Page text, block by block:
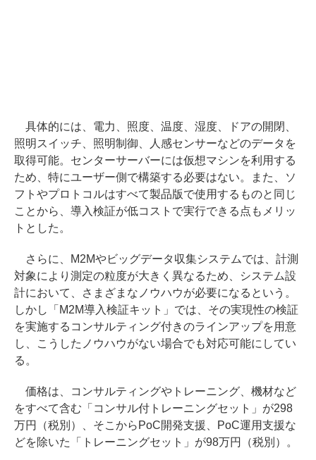
具体的には、電力、照度、温度、湿度、ドアの開閉、
照明スイッチ、照明制御、人感センサーなどのデータを
取得可能。センターサーバーには仮想マシンを利用する
ため、特にユーザー側で構築する必要はない。また、ソ
フトやプロトコルはすべて製品版で使用するものと同じ
ことから、導入検証が低コストで実行できる点もメリッ
トとした。
さらに、M2Mやビッグデータ収集システムでは、計測
対象により測定の粒度が大きく異なるため、システム設
計において、さまざまなノウハウが必要になるという。
しかし「M2M導入検証キット」では、その実現性の検証
を実施するコンサルティング付きのラインアップを用意
し、こうしたノウハウがない場合でも対応可能にしてい
る。
価格は、コンサルティングやトレーニング、機材など
をすべて含む「コンサル付トレーニングセット」が298
万円（税別）、そこからPoC開発支援、PoC運用支援な
どを除いた「トレーニングセット」が98万円（税別）。